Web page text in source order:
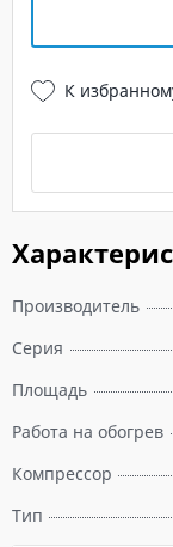
Производитель
Серия
Площадь
Работа на обогрев
Компрессор
Тип
К